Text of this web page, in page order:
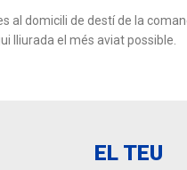
al domicili de destí de la
lliurada el més aviat possible.
EL TEU